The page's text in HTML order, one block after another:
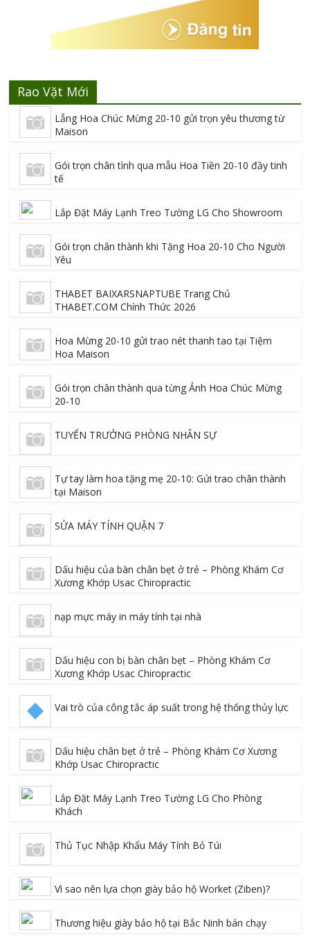
Rao Vặt Mới
Lẵng Hoa Chúc Mừng 20-10 gửi trọn yêu thương từ
Maison
Gói trọn chân tình qua mẫu Hoa Tiền 20-10 đầy tinh
tế
Lắp Đặt Máy Lạnh Treo Tường LG Cho Showroom
Gói trọn chân thành khi Tặng Hoa 20-10 Cho Người
Yêu
THABET BAIXARSNAPTUBE Trang Chủ
THABET.COM Chính Thức 2026
Hoa Mừng 20-10 gửi trao nét thanh tao tại Tiệm
Hoa Maison
Gói trọn chân thành qua từng Ảnh Hoa Chúc Mừng
20-10
TUYỂN TRƯỞNG PHÒNG NHÂN SỰ
Tự tay làm hoa tặng mẹ 20-10: Gửi trao chân thành
tại Maison
SỬA MÁY TÍNH QUẬN 7
Dấu hiệu của bàn chân bẹt ở trẻ – Phòng Khám Cơ
Xương Khớp Usac Chiropractic
nạp mực máy in máy tính tại nhà
Dấu hiệu con bị bàn chân bẹt – Phòng Khám Cơ
Xương Khớp Usac Chiropractic
Vai trò của công tắc áp suất trong hệ thống thủy lực
Dấu hiệu chân bẹt ở trẻ – Phòng Khám Cơ Xương
Khớp Usac Chiropractic
Lắp Đặt Máy Lạnh Treo Tường LG Cho Phòng
Khách
Thủ Tục Nhập Khẩu Máy Tính Bỏ Túi
Vì sao nên lựa chọn giày bảo hộ Worket (Ziben)?
Thương hiệu giày bảo hộ tại Bắc Ninh bán chạy